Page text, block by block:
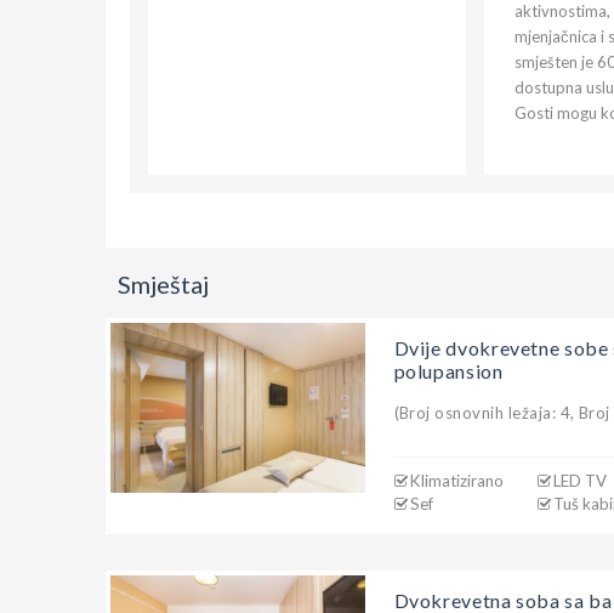
aktivnostima,
mjenjačnica i
smješten je
dostupna
Gosti mogu
Smještaj
Dvije dvokrevetne sobe
polupansion
(Broj osnovnih ležaja: 4,
Klimatizirano LED TV
Sef
Tuš
Dvokrevetna soba sa